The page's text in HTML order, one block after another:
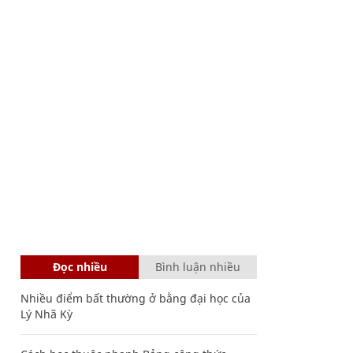
Đọc nhiều Bình luận nhiều
Nhiều điểm bất thường ở bằng đại học của
Lý Nhã Kỳ